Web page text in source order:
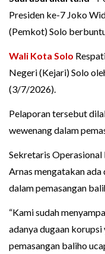
Presiden ke-7 Joko
(Pemkot) Solo
Wali Kota Solo
Negeri (Kejari) Solo
(3/7/2026).
Pelaporan tersebut
wewenang dalam
Sekretaris
Arnas mengatakan ada
dalam pemasangan
“Kami sudah
adanya dugaan
pemasangan baliho